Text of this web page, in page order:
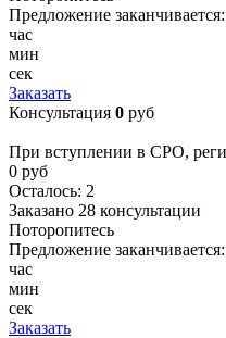
Предложение заканчивается:
час
мин
сек
Заказать
Консультация 0 руб
При вступлении в СРО,
0 руб
Осталось: 2
Заказано 28 консультации
Поторопитесь
Предложение заканчивается:
час
мин
сек
Заказать